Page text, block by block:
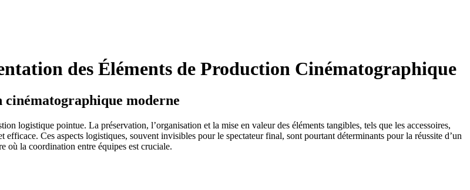
des Éléments de Production Cinématographique
moderne
logistique pointue. La préservation, l’organisation et la mise en valeur des éléments tangibles, tels que les accessoires,
Ces aspects logistiques, souvent invisibles pour le spectateur final, sont pourtant déterminants pour la réussite d’un
où la coordination entre équipes est cruciale.